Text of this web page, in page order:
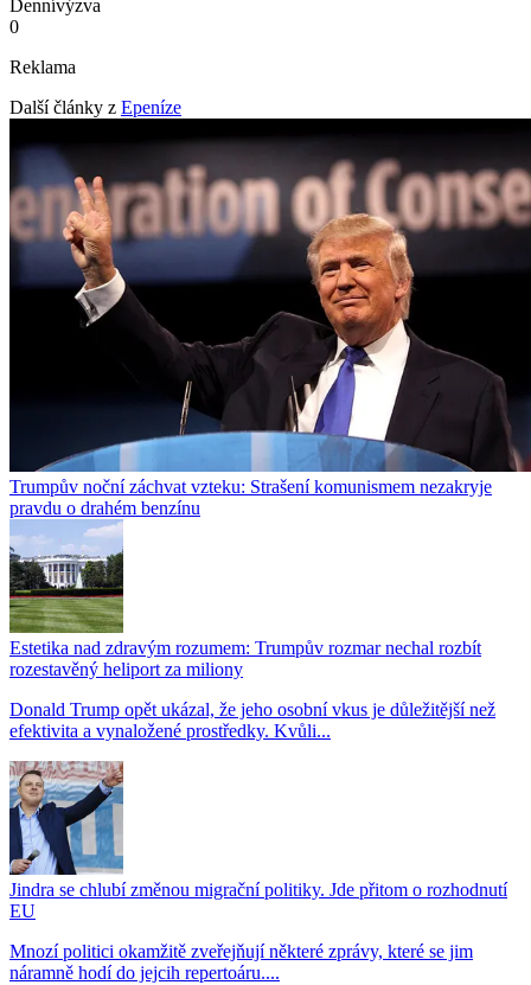
Dennívýzva
0
Reklama
Další články z Epeníze
Trumpův noční záchvat vzteku: Strašení komunismem nezakryje
pravdu o drahém benzínu
Estetika nad zdravým rozumem: Trumpův rozmar nechal rozbít
rozestavěný heliport za miliony
Donald Trump opět ukázal, že jeho osobní vkus je důležitější než
efektivita a vynaložené prostředky. Kvůli...
Jindra se chlubí změnou migrační politiky. Jde přitom o rozhodnutí
EU
Mnozí politici okamžitě zveřejňují některé zprávy, které se jim
náramně hodí do jejcih repertoáru....